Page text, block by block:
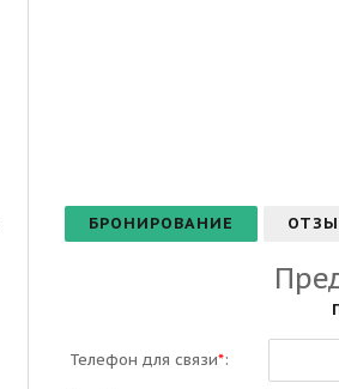
БРОНИРОВАНИЕ
Телефон для связи*: